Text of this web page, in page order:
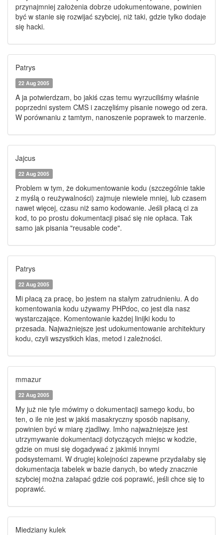
przynajmniej założenia dobrze udokumentowane, powinien
być w stanie się rozwijać szybciej, niż taki, gdzie tylko dodaje
się hacki.
Patrys
22 Aug 2005
A ja potwierdzam, bo jakiś czas temu wyrzuciliśmy właśnie
poprzedni system CMS i zaczęliśmy pisanie nowego od zera.
W porównaniu z tamtym, nanoszenie poprawek to marzenie.
Jajcus
22 Aug 2005
Problem w tym, że dokumentowanie kodu (szczególnie takie
z myślą o reużywalności) zajmuje niewiele mniej, lub czasem
nawet więcej, czasu niż samo kodowanie. Jeśli płacą ci za
kod, to po prostu dokumentacji pisać się nie opłaca. Tak
samo jak pisania "reusable code".
Patrys
22 Aug 2005
Mi płacą za pracę, bo jestem na stałym zatrudnieniu. A do
komentowania kodu używamy PHPdoc, co jest dla nasz
wystarczające. Komentowanie każdej linijki kodu to
przesada. Najważniejsze jest udokumentowanie architektury
kodu, czyli wszystkich klas, metod i zależności.
mmazur
22 Aug 2005
My już nie tyle mówimy o dokumentacji samego kodu, bo
ten, o ile nie jest w jakiś masakryczny sposób napisany,
powinien być w miarę zjadliwy. Imho najważniejsze jest
utrzymywanie dokumentacji dotyczących miejsc w kodzie,
gdzie on musi się dogadywać z jakimiś innymi
podsystemami. W drugiej kolejności zapewne przydałaby się
dokumentacja tabelek w bazie danych, bo wtedy znacznie
szybciej można załapać gdzie coś poprawić, jeśli chce się to
poprawić.
Miedziany kulek